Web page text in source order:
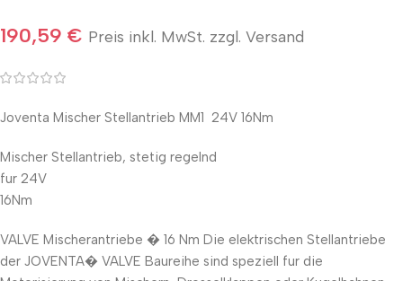
190,59 € Preis inkl. MwSt. zzgl. Versand
Joventa Mischer Stellantrieb MM1 24V 16Nm
Mischer Stellantrieb, stetig regelnd
fur 24V
16Nm
VALVE Mischerantriebe � 16 Nm Die elektrischen Stellantriebe
der JOVENTA� VALVE Baureihe sind speziell fur die